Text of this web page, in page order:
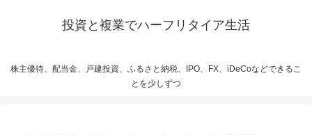
投資と複業でハーフリタイア生活
株主優待、配当金、戸建投資、ふるさと納税、IPO、FX、iDeCoなどできるこ
とを少しずつ